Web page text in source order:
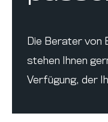
Die Berater von
stehen Ihnen
Verfügung, der